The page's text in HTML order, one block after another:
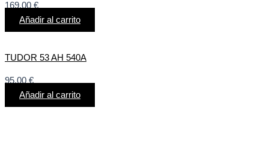
169,00 €
Añadir al carrito
TUDOR 53 AH 540A
95,00 €
Añadir al carrito